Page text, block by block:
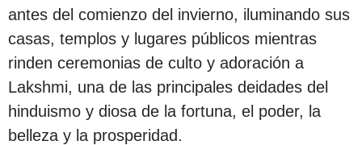
antes del comienzo del invierno, iluminando sus
casas, templos y lugares públicos mientras
rinden ceremonias de culto y adoración a
Lakshmi, una de las principales deidades del
hinduismo y diosa de la fortuna, el poder, la
belleza y la prosperidad.